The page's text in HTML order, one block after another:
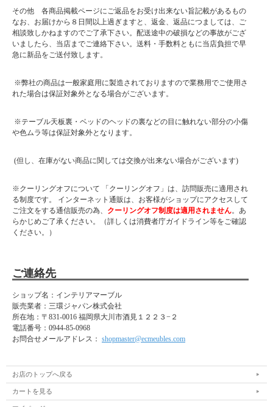
その他 各商品掲載ページにご返品をお受け出来ない旨記載があるもの
なお、お届けから８日間以上過ぎますと、返金、返品につましては、ご
相談致しかねますのでご了承下さい。配送途中の破損などの事故がござ
いましたら、当店までご連絡下さい。送料・手数料ともに当店負担で早
急に新品をご送付致します。
※弊社の商品は一般家庭用に製造されておりますので業務用でご使用さ
れた場合は保証対象外となる場合がございます。
※テーブル天板裏・ベッドのヘッドの裏などの目に触れない部分の小傷
や色ムラ等は保証対象外となります。
(但し、在庫がない商品に関しては交換が出来ない場合がございます)
※クーリングオフについて 「クーリングオフ」は、訪問販売に適用され
る制度です。 インターネット通販は、お客様がショップにアクセスして
ご注文をする通信販売の為、 クーリングオフ制度は適用されません。あ
らかじめご了承ください。（詳しくは消費者庁ガイドライン等をご確認
ください。）
ご連絡先
ショップ名：インテリアマーブル
販売業者：三環ジャパン株式会社
所在地： 〒831-0016 福岡県大川市酒見１２２３−２
電話番号： 0944-85-0968
お問合せメールアドレス： shopmaster@ecmeubles.com
お店のトップへ戻る
カートを見る